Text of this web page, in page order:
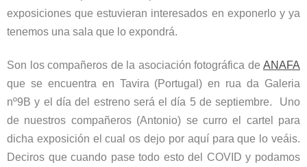
exposiciones que estuvieran interesados en exponerlo y ya
tenemos una sala que lo expondrá.
Son los compañeros de la asociación fotográfica de ANAFA
que se encuentra en Tavira (Portugal) en rua da Galeria
nº9B y el día del estreno será el día 5 de septiembre. Uno
de nuestros compañeros (Antonio) se curro el cartel para
dicha exposición el cual os dejo por aquí para que lo veáis.
Deciros que cuando pase todo esto del COVID y podamos